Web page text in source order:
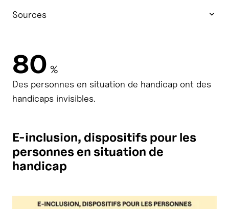
Sources
80 %
Des personnes en situation de handicap ont des
handicaps invisibles.
E-inclusion, dispositifs pour les
personnes en situation de
handicap
Agrandir l'image